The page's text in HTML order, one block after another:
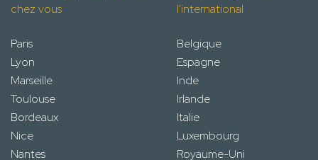
chez vous
Paris
Lyon
Marseille
Toulouse
Bordeaux
Nice
Nantes
l'international
Belgique
Espagne
Inde
Irlande
Italie
Luxembourg
Royaume-Uni